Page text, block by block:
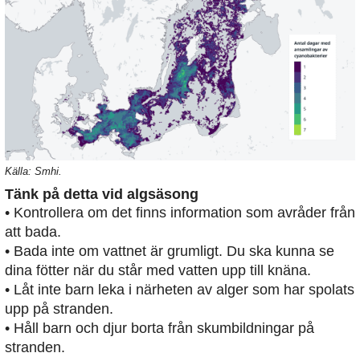
Källa: Smhi.
Tänk på detta vid algsäsong
• Kontrollera om det finns information som avråder från
att bada.
• Bada inte om vattnet är grumligt. Du ska kunna se
dina fötter när du står med vatten upp till knäna.
• Låt inte barn leka i närheten av alger som har spolats
upp på stranden.
• Håll barn och djur borta från skumbildningar på
stranden.